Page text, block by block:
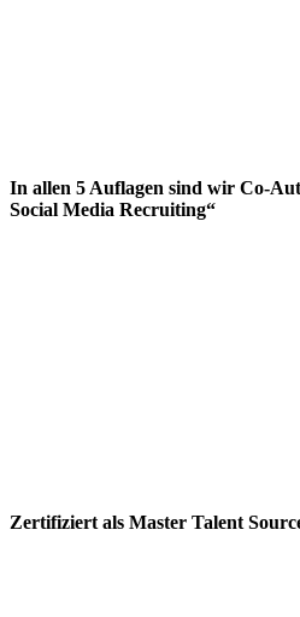
In allen 5 Auflagen sind wir Co-
Social Media Recruiting“
Zertifiziert als Master Talent